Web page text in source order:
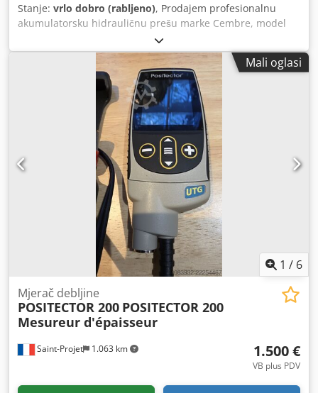
Stanje: vrlo dobro (rabljeno), Prodajem profesionalnu
akumulatorsku hidrauličnu prešu marke Cembre, model
B15MD. Uređaj je tehnički potpuno ispravan i spreman za
rad. Prodaja se vrši bez baterije i punjača. Vizualno stanje
vrlo dobro, uobičajeni tragovi korištenja vidljivi su na
fotografijama. U kompletu originalni Cembre transportni
kofer i pribor prikazan na slikama. Tehnički podaci:
Proizvođač: Cembre Model: B15MD Sila prešanja: 15 kN
Napajanje: akumulatorsko 18V Proizvedeno u Italiji
Kompaktna i lagana konstrukcija Profesionalni alat za
prešanje nastavaka i spojnih elemenata Komplet sadrži:
Credpfoy Uy Nhex Ah Eef Preša Cembre B15MD Originalni
transportni kofer Pribor vidljiv na fotografijama
NAPOMENA: Prodaja bez baterije i punjača. Uređaj je
ispitan – radi 100%.
Mali oglasi
1 / 6
Saint-Projet 1.063 km
Mjerač debljine
POSITECTOR 200 POSITECTOR 200
Mesureur d'épaisseur
1.500 €
VB plus PDV